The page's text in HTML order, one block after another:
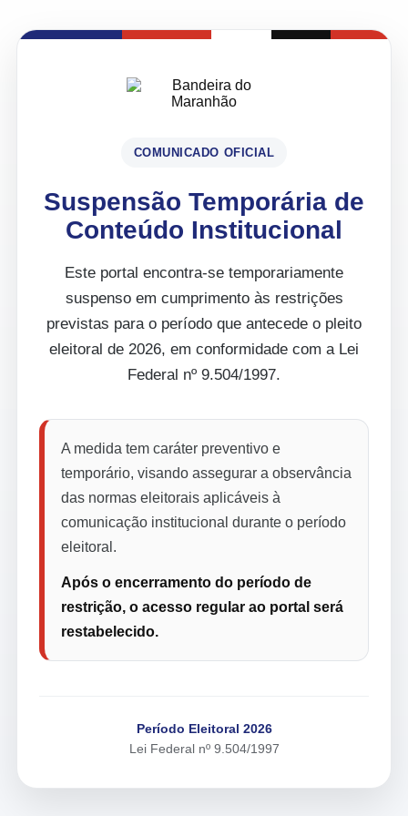
COMUNICADO OFICIAL
Suspensão Temporária de
Conteúdo Institucional
Este portal encontra-se temporariamente
suspenso em cumprimento às restrições
previstas para o período que antecede o pleito
eleitoral de 2026, em conformidade com a Lei
Federal nº 9.504/1997.
A medida tem caráter preventivo e
temporário, visando assegurar a observância
das normas eleitorais aplicáveis à
comunicação institucional durante o período
eleitoral.
Após o encerramento do período de
restrição, o acesso regular ao portal será
restabelecido.
Período Eleitoral 2026
Lei Federal nº 9.504/1997